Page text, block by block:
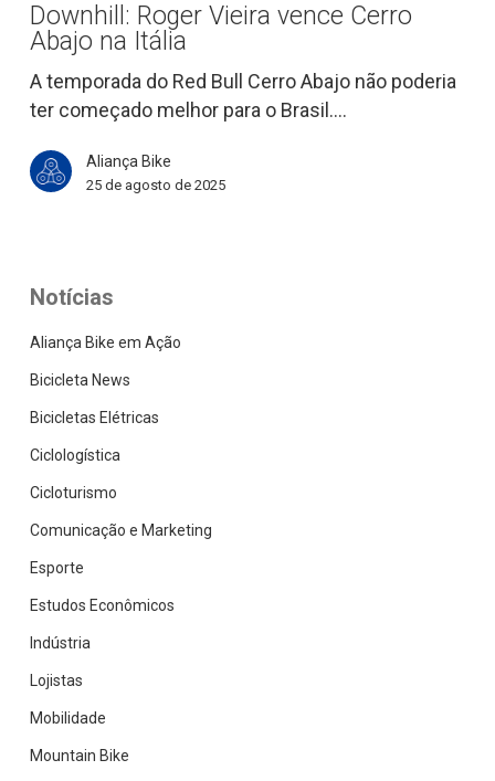
vence
Cerro
Abajo
na
Downhill: Roger Vieira vence Cerro
Abajo na Itália
A temporada do Red Bull Cerro Abajo não poderia
ter começado melhor para o Brasil.…
Aliança Bike
25 de agosto de 2025
Notícias
Aliança Bike em Ação
Bicicleta News
Bicicletas Elétricas
Ciclologística
Cicloturismo
Comunicação e Marketing
Esporte
Estudos Econômicos
Indústria
Lojistas
Mobilidade
Mountain Bike